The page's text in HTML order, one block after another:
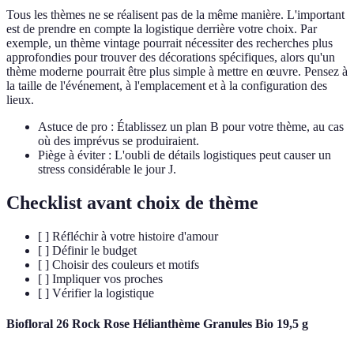
Tous les thèmes ne se réalisent pas de la même manière. L'important
est de prendre en compte la logistique derrière votre choix. Par
exemple, un thème vintage pourrait nécessiter des recherches plus
approfondies pour trouver des décorations spécifiques, alors qu'un
thème moderne pourrait être plus simple à mettre en œuvre. Pensez à
la taille de l'événement, à l'emplacement et à la configuration des
lieux.
Astuce de pro : Établissez un plan B pour votre thème, au cas
où des imprévus se produiraient.
Piège à éviter : L'oubli de détails logistiques peut causer un
stress considérable le jour J.
Checklist avant choix de thème
[ ] Réfléchir à votre histoire d'amour
[ ] Définir le budget
[ ] Choisir des couleurs et motifs
[ ] Impliquer vos proches
[ ] Vérifier la logistique
Biofloral 26 Rock Rose Hélianthème Granules Bio 19,5 g